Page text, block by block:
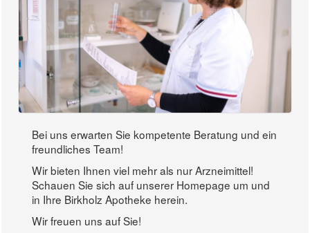
Bei uns erwarten Sie kompetente Beratung und ein
freundliches Team!
Wir bieten Ihnen viel mehr als nur Arzneimittel!
Schauen Sie sich auf unserer Homepage um und
in Ihre Birkholz Apotheke herein.
Wir freuen uns auf Sie!